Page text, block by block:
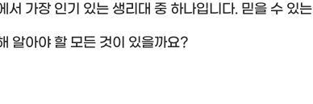
가장 인기 있는 생리대 중 하나입니다. 믿을 수 있는
알아야 할 모든 것이 있을까요?